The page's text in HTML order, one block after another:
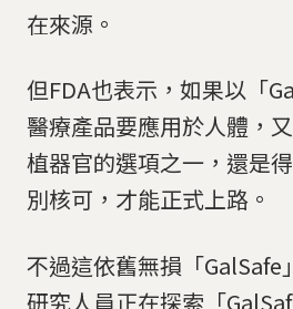
在來源。
但FDA也表示，如果以「
醫療產品要應用於人體，
植器官的選項之一，還是
別核可，才能正式上路。
不過這依舊無損「GalSafe
研究人員正在探索「